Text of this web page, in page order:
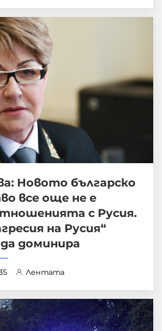
Новото българско
все още не е
с Русия.
на Русия“
доминира
Лентата